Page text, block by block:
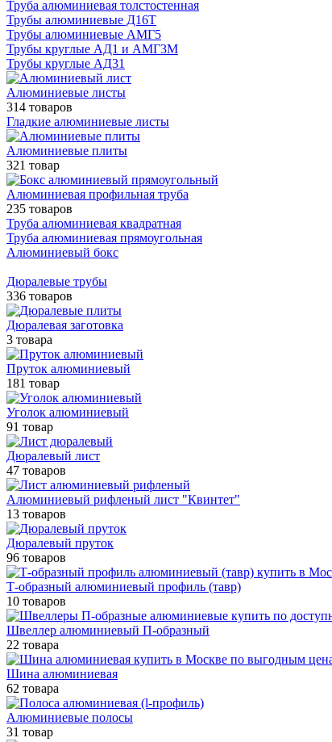
Труба алюминиевая толстостенная
Трубы алюминиевые Д16Т
Трубы алюминиевые АМГ5
Трубы круглые АД1 и АМГ3М
Трубы круглые АД31
Алюминиевые листы
314 товаров
Гладкие алюминиевые листы
Алюминиевые плиты
321 товар
Алюминиевая профильная труба
235 товаров
Труба алюминиевая квадратная
Труба алюминиевая прямоугольная
Алюминиевый бокс
Дюралевые трубы
336 товаров
Дюралевая заготовка
3 товара
Пруток алюминиевый
181 товар
Уголок алюминиевый
91 товар
Дюралевый лист
47 товаров
Алюминиевый рифленый лист "Квинтет"
13 товаров
Дюралевый пруток
96 товаров
Т-образный алюминиевый профиль (тавр)
10 товаров
Швеллер алюминиевый П-образный
22 товара
Шина алюминиевая
62 товара
Алюминиевые полосы
31 товар